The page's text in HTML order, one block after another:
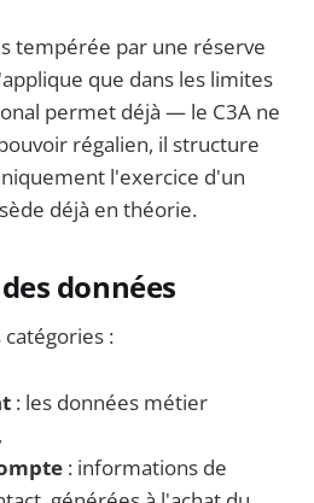
tempérée par une réserve
que dans les limites
permet déjà — le C3A ne
régalien, il structure
l'exercice d'un
déjà en théorie.
données
:
: les données métier
: informations de